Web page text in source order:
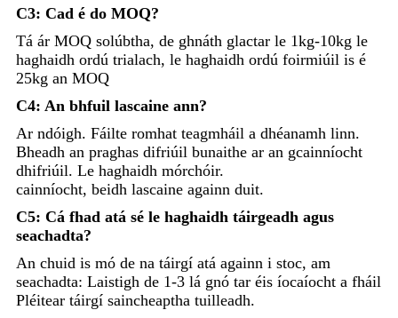
C3: Cad é do MOQ?
Tá ár MOQ solúbtha, de ghnáth glactar le 1kg-10kg le
haghaidh ordú trialach, le haghaidh ordú foirmiúil is é
25kg an MOQ
C4: An bhfuil lascaine ann?
Ar ndóigh. Fáilte romhat teagmháil a dhéanamh linn.
Bheadh ​​an praghas difriúil bunaithe ar an gcainníocht
dhifriúil. Le haghaidh mórchóir.
cainníocht, beidh lascaine againn duit.
C5: Cá fhad atá sé le haghaidh táirgeadh agus
seachadta?
An chuid is mó de na táirgí atá againn i stoc, am
seachadta: Laistigh de 1-3 lá gnó tar éis íocaíocht a fháil
Pléitear táirgí saincheaptha tuilleadh.